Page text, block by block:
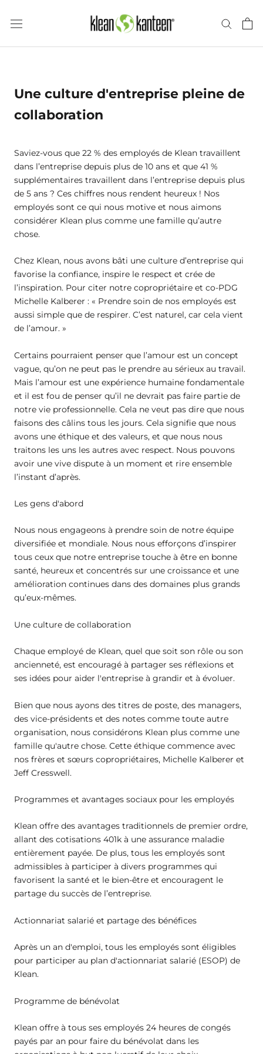
Une culture d'entreprise pleine de
collaboration
Saviez-vous que 22 % des employés de Klean travaillent
dans l’entreprise depuis plus de 10 ans et que 41 %
supplémentaires travaillent dans l’entreprise depuis plus
de 5 ans ? Ces chiffres nous rendent heureux ! Nos
employés sont ce qui nous motive et nous aimons
considérer Klean plus comme une famille qu’autre
chose.
Chez Klean, nous avons bâti une culture d’entreprise qui
favorise la confiance, inspire le respect et crée de
l’inspiration. Pour citer notre copropriétaire et co-PDG
Michelle Kalberer : « Prendre soin de nos employés est
aussi simple que de respirer. C’est naturel, car cela vient
de l’amour. »
Certains pourraient penser que l’amour est un concept
vague, qu’on ne peut pas le prendre au sérieux au travail.
Mais l’amour est une expérience humaine fondamentale
et il est fou de penser qu’il ne devrait pas faire partie de
notre vie professionnelle. Cela ne veut pas dire que nous
faisons des câlins tous les jours. Cela signifie que nous
avons une éthique et des valeurs, et que nous nous
traitons les uns les autres avec respect. Nous pouvons
avoir une vive dispute à un moment et rire ensemble
l’instant d’après.
Les gens d'abord
Nous nous engageons à prendre soin de notre équipe
diversifiée et mondiale. Nous nous efforçons d’inspirer
tous ceux que notre entreprise touche à être en bonne
santé, heureux et concentrés sur une croissance et une
amélioration continues dans des domaines plus grands
qu’eux-mêmes.
Une culture de collaboration
Chaque employé de Klean, quel que soit son rôle ou son
ancienneté, est encouragé à partager ses réflexions et
ses idées pour aider l'entreprise à grandir et à évoluer.
Bien que nous ayons des titres de poste, des managers,
des vice-présidents et des notes comme toute autre
organisation, nous considérons Klean plus comme une
famille qu'autre chose. Cette éthique commence avec
nos frères et sœurs copropriétaires, Michelle Kalberer et
Jeff Cresswell.
Programmes et avantages sociaux pour les employés
Klean offre des avantages traditionnels de premier ordre,
allant des cotisations 401k à une assurance maladie
entièrement payée. De plus, tous les employés sont
admissibles à participer à divers programmes qui
favorisent la santé et le bien-être et encouragent le
partage du succès de l’entreprise.
Actionnariat salarié et partage des bénéfices
Après un an d'emploi, tous les employés sont éligibles
pour participer au plan d'actionnariat salarié (ESOP) de
Klean.
Programme de bénévolat
Klean offre à tous ses employés 24 heures de congés
payés par an pour faire du bénévolat dans les